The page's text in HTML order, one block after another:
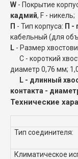
W - Покрытие
кадмий, F - никель;
П - Тип корпуса: П -
кабельный (для
L - Размер
C - короткий
диаметр 0,76 мм;
L - длинный
контакта -
Технические
Тип соединителя:
Климатическое